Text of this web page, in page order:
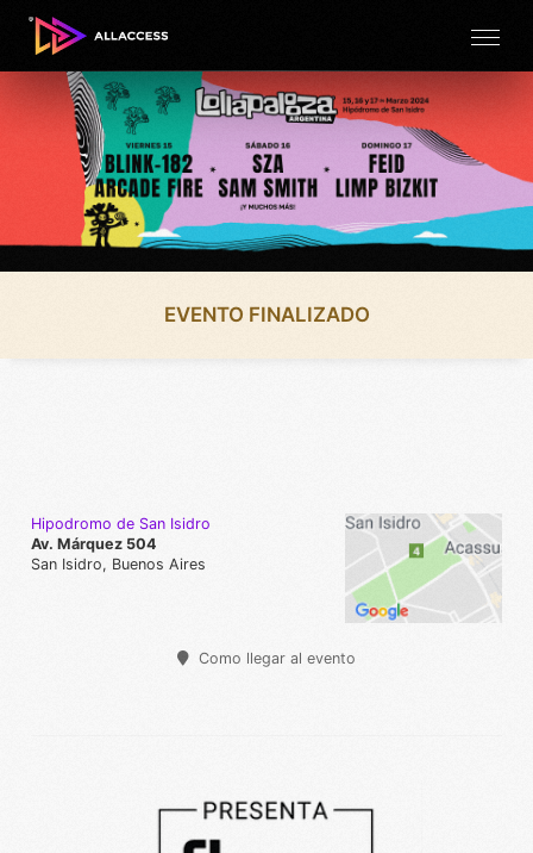
EVENTO FINALIZADO
Hipodromo de San Isidro
Av. Márquez 504
San Isidro, Buenos Aires
Como llegar al evento